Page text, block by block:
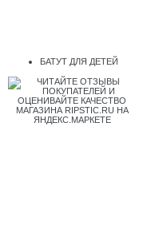
БАТУТ ДЛЯ ДЕТЕЙ